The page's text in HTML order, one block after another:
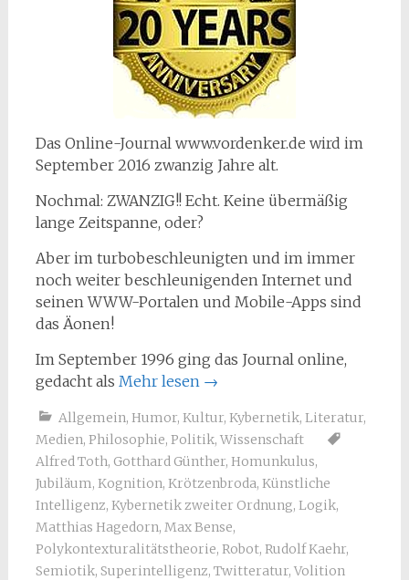
Das Online-Journal www.vordenker.de wird im
September 2016 zwanzig Jahre alt.
Nochmal: ZWANZIG!! Echt. Keine übermäßig
lange Zeitspanne, oder?
Aber im turbobeschleunigten und im immer
noch weiter beschleunigenden Internet und
seinen WWW-Portalen und Mobile-Apps sind
das Äonen!
Im September 1996 ging das Journal online,
gedacht als Mehr lesen →
Allgemein, Humor, Kultur, Kybernetik, Literatur,
Medien, Philosophie, Politik, Wissenschaft
Alfred Toth, Gotthard Günther, Homunkulus,
Jubiläum, Kognition, Krötzenbroda, Künstliche
Intelligenz, Kybernetik zweiter Ordnung, Logik,
Matthias Hagedorn, Max Bense,
Polykontexturalitätstheorie, Robot, Rudolf Kaehr,
Semiotik, Superintelligenz, Twitteratur, Volition